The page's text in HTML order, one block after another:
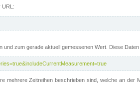
URL:
zum gerade aktuell gemessenen Wert. Diese
mehrere Zeitreihen beschrieben sind, welche an